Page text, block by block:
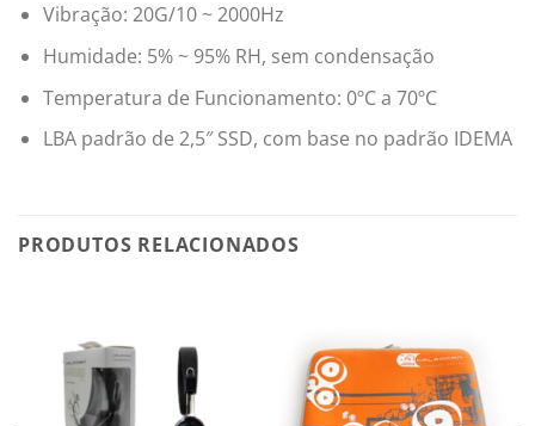
Vibração: 20G/10 ~ 2000Hz
Humidade: 5% ~ 95% RH, sem condensação
Temperatura de Funcionamento: 0ºC a 70ºC
LBA padrão de 2,5″ SSD, com base no padrão IDEMA
PRODUTOS RELACIONADOS